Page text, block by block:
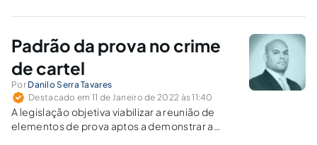
Padrão da prova no crime
de cartel
Por Danilo Serra Tavares
Destacado em 11 de Janeiro de 2022 às 11:40
A legislação objetiva viabilizar a reunião de
elementos de prova aptos a demonstrar a